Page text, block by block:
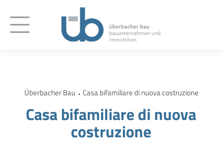
Überbacher Bau Casa bifamiliare di nuova costruzione
Casa bifamiliare di nuova
costruzione